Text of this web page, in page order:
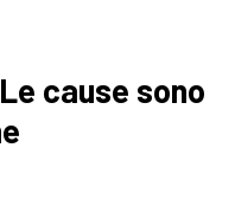
cause sono